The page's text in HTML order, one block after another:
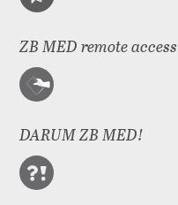
ZB MED remote access
DARUM ZB MED!